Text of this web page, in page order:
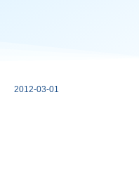
2012-03-01